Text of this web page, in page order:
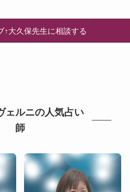
↑大久保先生に相談する
ェルニの人気占い
師